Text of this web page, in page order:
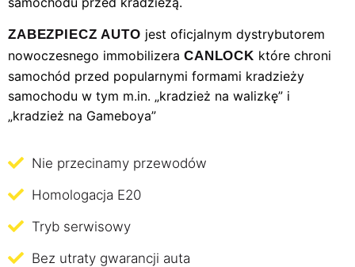
ZABEZPIECZ AUTO jest oficjalnym dystrybutorem
nowoczesnego immobilizera CANLOCK które chroni
samochód przed popularnymi formami kradzieży
samochodu w tym m.in. „kradzież na walizkę” i
„kradzież na Gameboya”
Nie przecinamy przewodów
Homologacja E20
Tryb serwisowy
Bez utraty gwarancji auta